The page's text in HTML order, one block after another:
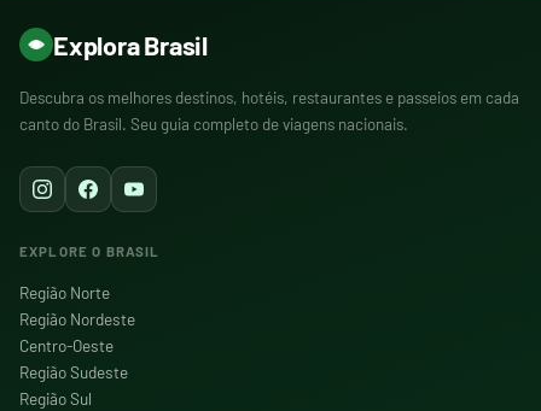
Explora Brasil
Descubra os melhores destinos, hotéis, restaurantes e passeios em cada
canto do Brasil. Seu guia completo de viagens nacionais.
EXPLORE O BRASIL
Região Norte
Região Nordeste
Centro-Oeste
Região Sudeste
Região Sul